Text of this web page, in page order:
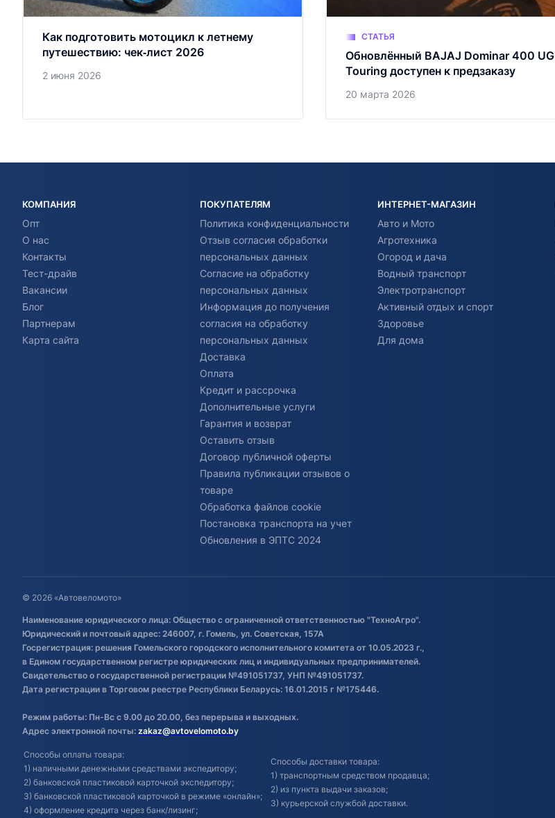
Как подготовить мотоцикл к летнему
путешествию: чек‑лист 2026
2 июня 2026
СТАТЬЯ
Обновлённый BAJAJ Dominar 400 UG
Touring доступен к предзаказу
20 марта 2026
КОМПАНИЯ
Опт
О нас
Контакты
Тест-драйв
Вакансии
Блог
Партнерам
Карта сайта
ПОКУПАТЕЛЯМ
Политика конфиденциальности
Отзыв согласия обработки
персональных данных
Согласие на обработку
персональных данных
Информация до получения
согласия на обработку
персональных данных
Доставка
Оплата
Кредит и рассрочка
Дополнительные услуги
Гарантия и возврат
Оставить отзыв
Договор публичной оферты
Правила публикации отзывов о
товаре
Обработка файлов cookie
Постановка транспорта на учет
Обновления в ЭПТС 2024
ИНТЕРНЕТ-МАГАЗИН
Авто и Мото
Агротехника
Огород и дача
Водный транспорт
Электротранспорт
Активный отдых и спорт
Здоровье
Для дома
© 2026 «Автовеломото»
Наименование юридического лица: Общество с ограниченной ответственностью "ТехноАгро".
Юридический и почтовый адрес: 246007, г. Гомель, ул. Советская, 157А
Госрегистрация: решения Гомельского городского исполнительного комитета от 10.05.2023 г.,
в Едином государственном регистре юридических лиц и индивидуальных предпринимателей.
Свидетельство о государственной регистрации №491051737, УНП №491051737.
Дата регистрации в Торговом реестре Республики Беларусь: 16.01.2015 г №175446.
Режим работы: Пн-Вс с 9.00 до 20.00, без перерыва и выходных.
Адрес электронной почты: zakaz@avtovelomoto.by
Способы оплаты товара:
1) наличными денежными средствами экспедитору;
2) банковской пластиковой карточкой экспедитору;
3) банковской пластиковой карточкой в режиме «онлайн»;
4) оформление кредита через банк/лизинг;
Способы доставки товара:
1) транспортным средством продавца;
2) из пункта выдачи заказов;
3) курьерской службой доставки.